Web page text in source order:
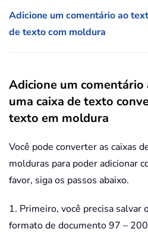
Adicione um comentário ao
de texto com moldura
Adicione um
uma caixa de texto
texto em moldura
Você pode converter as caixas
molduras para poder adicionar
favor, siga os passos abaixo.
1. Primeiro, você precisa salvar
formato de documento 97 –